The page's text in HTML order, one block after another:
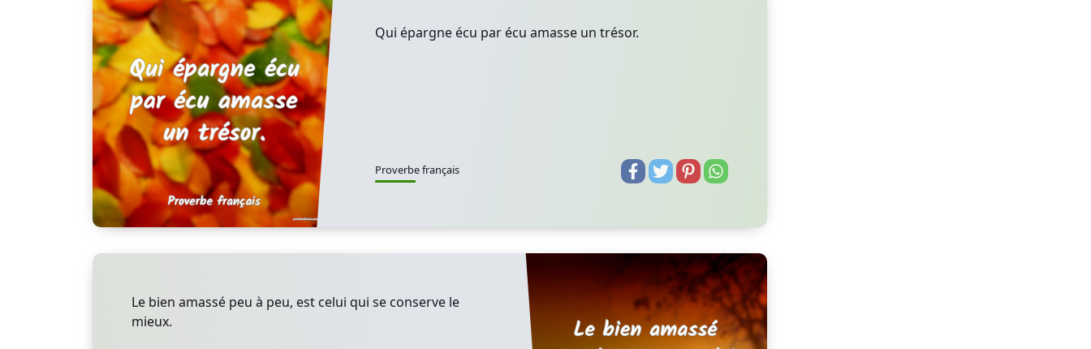
Qui épargne écu par écu amasse un trésor.
Proverbe français
Le bien amassé peu à peu, est celui qui se conserve le
mieux.